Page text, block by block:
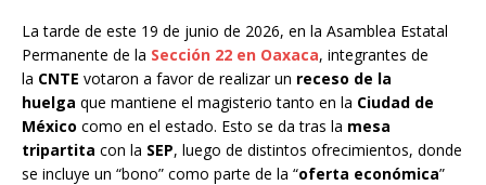
La tarde de este 19 de junio de 2026, en la Asamblea Estatal
Permanente de la Sección 22 en Oaxaca, integrantes de
la CNTE votaron a favor de realizar un receso de la
huelga que mantiene el magisterio tanto en la Ciudad de
México como en el estado. Esto se da tras la mesa
tripartita con la SEP, luego de distintos ofrecimientos, donde
se incluye un “bono” como parte de la “oferta económica”